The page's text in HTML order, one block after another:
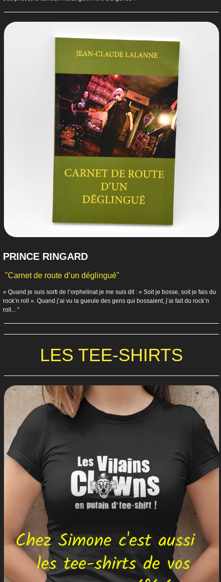
PRINCE RINGARD
"Carnet de route d’un déglingué"
« Quand je suis sorti de l’orphelinat je me suis dit : « Soit je bosse, soit je fais du
rock’n roll ». Quand j’ai vu la gueule des gens qui bossaient, j’ai fait du rock’n
roll... "
LES TEE-SHIRTS